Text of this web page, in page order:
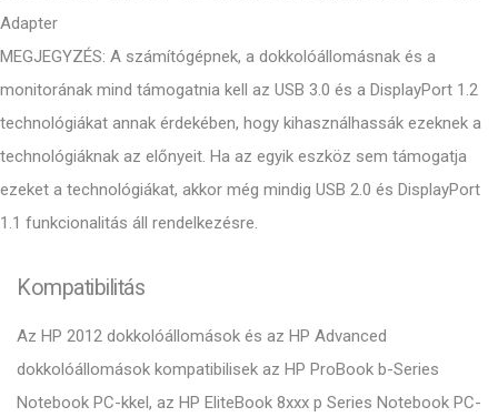
Adapter
MEGJEGYZÉS: A számítógépnek, a dokkolóállomásnak és a
monitorának mind támogatnia kell az USB 3.0 és a DisplayPort 1.2
technológiákat annak érdekében, hogy kihasználhassák ezeknek a
technológiáknak az előnyeit. Ha az egyik eszköz sem támogatja
ezeket a technológiákat, akkor még mindig USB 2.0 és DisplayPort
1.1 funkcionalitás áll rendelkezésre.
Kompatibilitás
Az HP 2012 dokkolóállomások és az HP Advanced
dokkolóállomások kompatibilisek az HP ProBook b-Series
Notebook PC-kkel, az HP EliteBook 8xxx p Series Notebook PC-